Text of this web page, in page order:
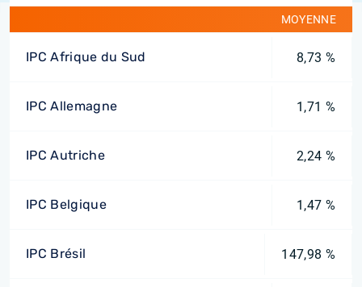
MOYENNE
IPC Afrique du Sud 8,73 %
IPC Allemagne 1,71 %
IPC Autriche 2,24 %
IPC Belgique 1,47 %
IPC Brésil 147,98 %